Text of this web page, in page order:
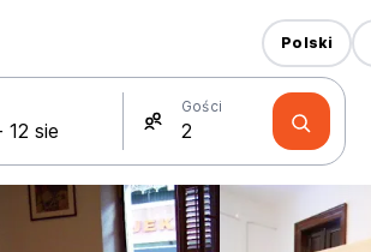
Gości
Polski